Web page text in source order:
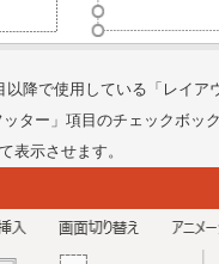
以降で使用している「レイ
ター」項目のチェックボッ
表示させます。